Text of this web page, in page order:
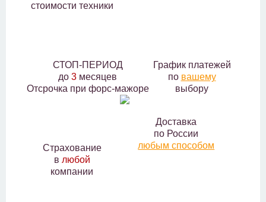
стоимости техники
СТОП-ПЕРИОД
до 3 месяцев
Отсрочка при форс-мажоре
График платежей
по вашему
выбору
Страхование
в любой
компании
Доставка
по России
любым способом